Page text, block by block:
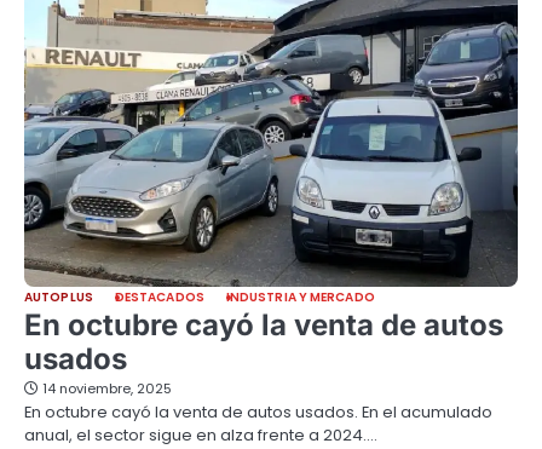
AUTOPLUS DESTACADOS INDUSTRIA Y MERCADO
En octubre cayó la venta de autos
usados
14 noviembre, 2025
En octubre cayó la venta de autos usados. En el acumulado
anual, el sector sigue en alza frente a 2024.…